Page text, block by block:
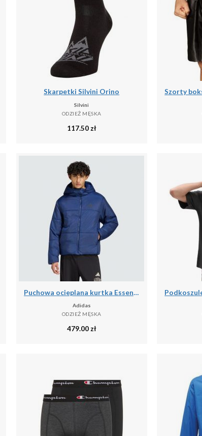
Skarpetki Silvini Orino
Silvini
ODZIEŻ MĘSKA
117.50 zł
Puchowa ocieplana kurtka Essentials Highloft
Adidas
ODZIEŻ MĘSKA
479.00 zł